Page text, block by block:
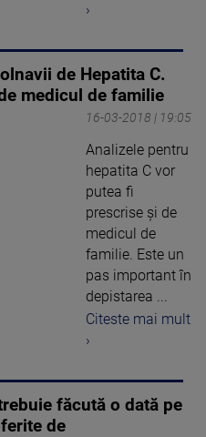
›
de Hepatita C.
medicul de familie
16-03-2018 | 19:05
Analizele pentru
hepatita C vor
putea fi
prescrise şi de
medicul de
familie. Este un
pas important în
depistarea ...
Citeste mai mult
›
făcută o dată pe
de